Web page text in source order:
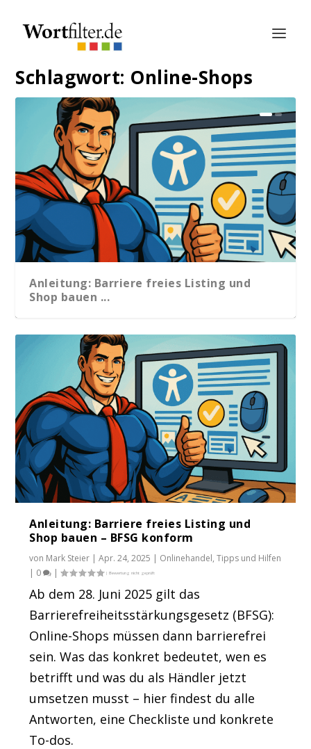
Schlagwort: Online-Shops
Anleitung: Barriere freies Listing und
Shop bauen ...
BVOH Webinar: Stärke das Vertrauen in
Deinen Onlin...
Anleitung: Barriere freies Listing und
Shop bauen – BFSG konform
von Mark Steier |Apr. 24, 2025 | Onlinehandel,Tipps und Hilfen
| 0 |
Ab dem 28. Juni 2025 gilt das
Barrierefreiheitsstärkungsgesetz (BFSG):
Online-Shops müssen dann barrierefrei
sein. Was das konkret bedeutet, wen es
betrifft und was du als Händler jetzt
umsetzen musst – hier findest du alle
Antworten, eine Checkliste und konkrete
To-dos.